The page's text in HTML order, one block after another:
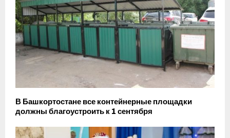
В Башкортостане все контейнерные площадки
должны благоустроить к 1 сентября